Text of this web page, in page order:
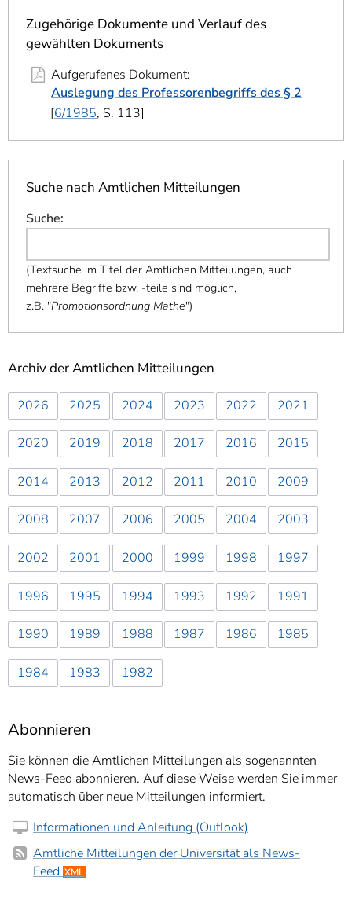
Informationen zur
Barrierefreiheit
Zugehörige Dokumente und Verlauf des
gewählten Dokuments
Aufgerufenes Dokument:
Auslegung des Professorenbegriffs des § 2
6/1985, S. 113
Suche nach Amtlichen Mitteilungen
Suche:
(Textsuche im Titel der Amtlichen Mitteilungen, auch
mehrere Begriffe bzw. -teile sind möglich,
z.B. "Promotionsordnung Mathe")
Archiv der Amtlichen Mitteilungen
2026 2025 2024 2023 2022 2021
2020 2019 2018 2017 2016 2015
2014 2013 2012 2011 2010 2009
2008 2007 2006 2005 2004 2003
2002 2001 2000 1999 1998 1997
1996 1995 1994 1993 1992 1991
1990 1989 1988 1987 1986 1985
1984 1983 1982
Abonnieren
Sie können die Amtlichen Mitteilungen als sogenannten
News-Feed abonnieren. Auf diese Weise werden Sie immer
automatisch über neue Mitteilungen informiert.
Informationen und Anleitung (Outlook)
Amtliche Mitteilungen der Universität als News-
Feed XML